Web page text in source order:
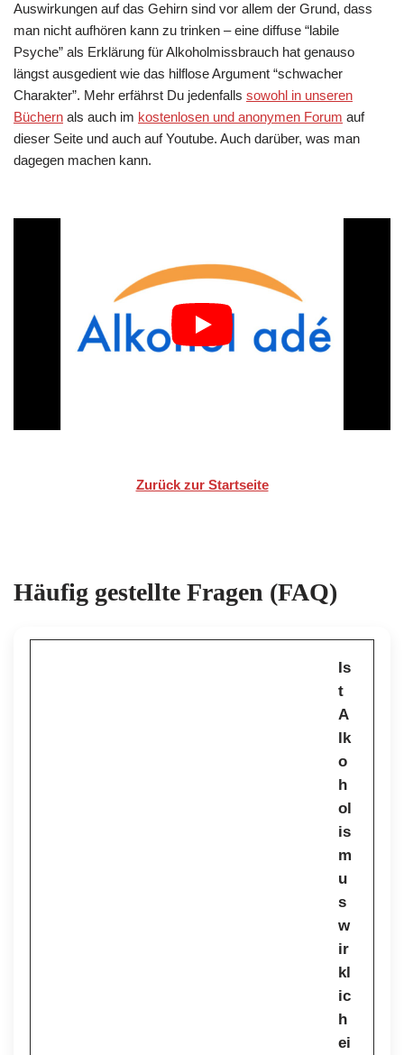
Auswirkungen auf das Gehirn sind vor allem der Grund, dass
man nicht aufhören kann zu trinken – eine diffuse “labile
Psyche” als Erklärung für Alkoholmissbrauch hat genauso
längst ausgedient wie das hilflose Argument “schwacher
Charakter”. Mehr erfährst Du jedenfalls sowohl in unseren
Büchern als auch im kostenlosen und anonymen Forum auf
dieser Seite und auch auf Youtube. Auch darüber, was man
dagegen machen kann.
Zurück zur Startseite
Häufig gestellte Fragen (FAQ)
Is
t
A
lk
o
h
ol
is
m
u
s
w
ir
kl
ic
h
ei